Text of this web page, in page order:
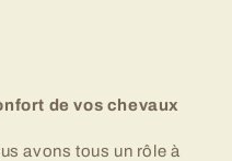
de vos chevaux
avons tous un rôle à